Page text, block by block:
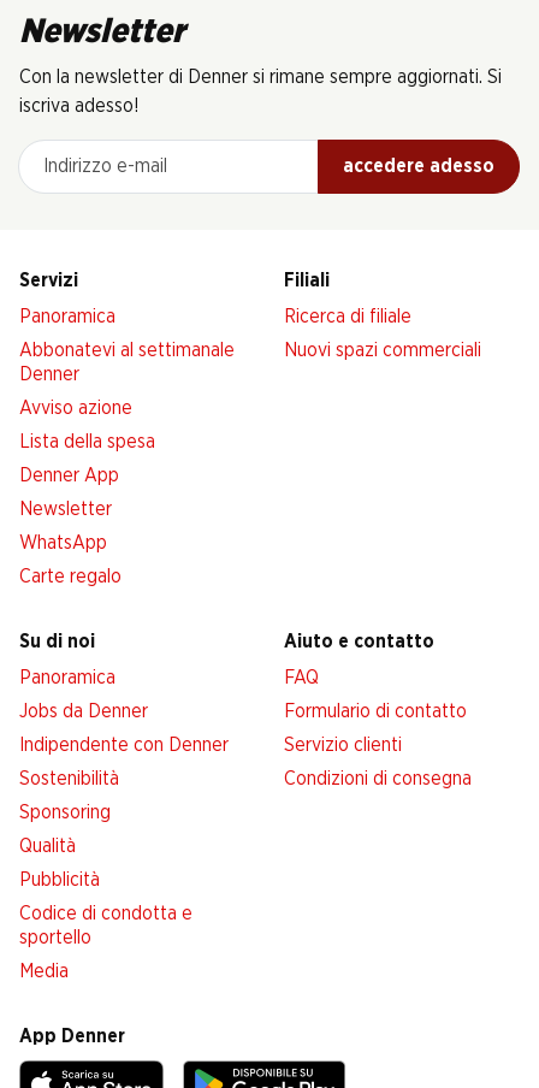
Newsletter
Con la newsletter di Denner si rimane sempre aggiornati. Si
iscriva adesso!
Indirizzo e-mail
accedere adesso
Servizi
Panoramica
Abbonatevi al settimanale
Denner
Avviso azione
Lista della spesa
Denner App
Newsletter
WhatsApp
Carte regalo
Filiali
Ricerca di filiale
Nuovi spazi commerciali
Su di noi
Panoramica
Jobs da Denner
Indipendente con Denner
Sostenibilità
Sponsoring
Qualità
Pubblicità
Codice di condotta e
sportello
Media
Aiuto e contatto
FAQ
Formulario di contatto
Servizio clienti
Condizioni di consegna
App Denner